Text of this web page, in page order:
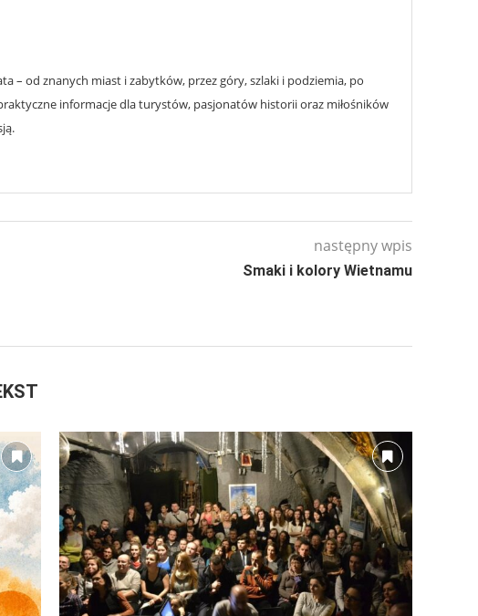
– od znanych miast i zabytków, przez góry, szlaki i podziemia, po
informacje dla turystów, pasjonatów historii oraz miłośników
następny wpis
Smaki i kolory Wietnamu